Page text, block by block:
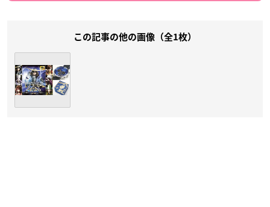
この記事の他の画像（全1枚）